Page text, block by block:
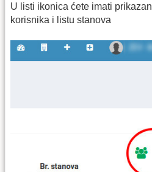
U listi ikonica ćete imati
korisnika i listu stanova